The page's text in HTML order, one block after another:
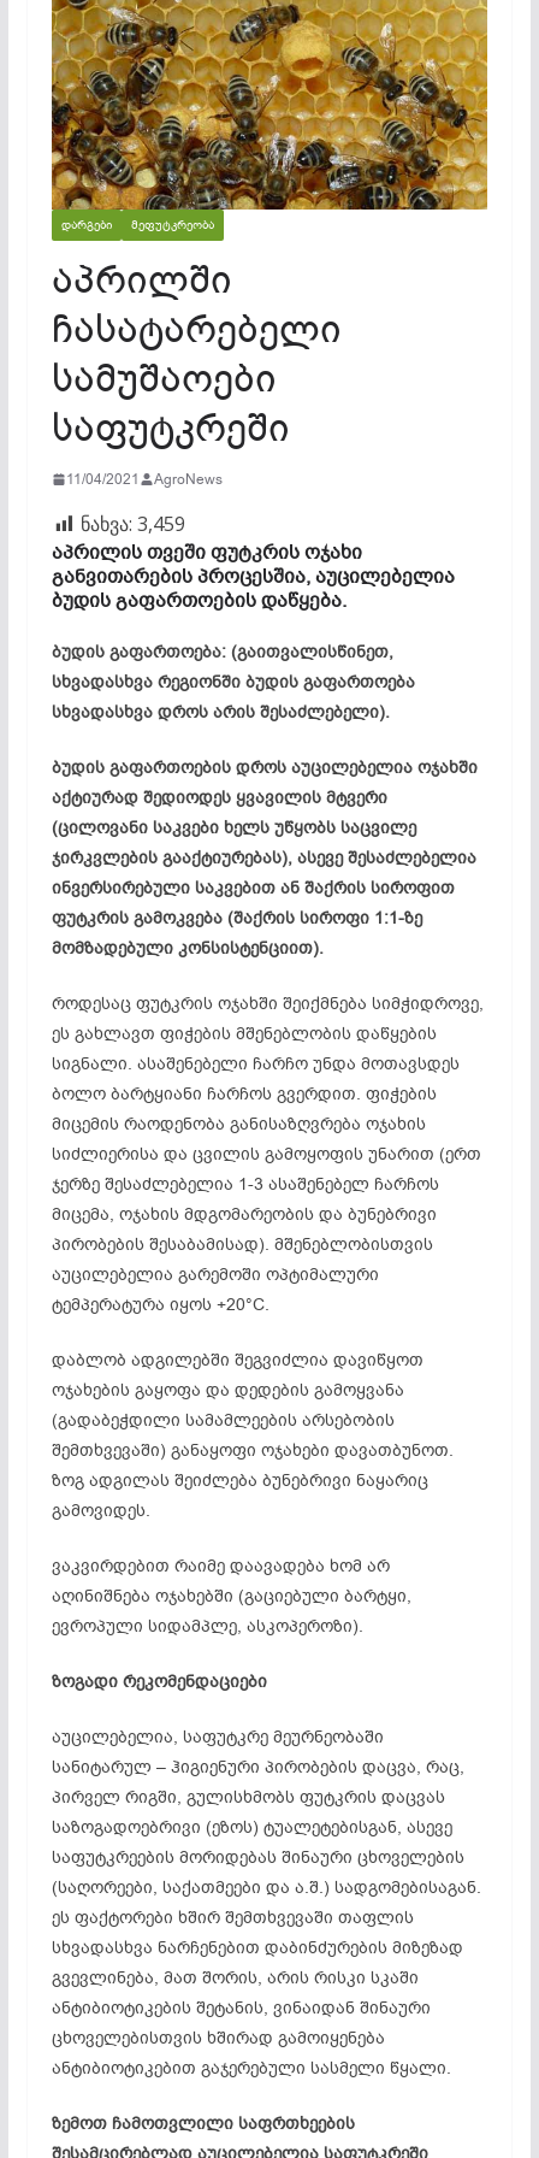
ᲓᲐᲠᲒᲔᲑᲘ ᲛᲔᲤᲣᲢᲙᲠᲔᲝᲑᲐ
აპრილში
ჩასატარებელი
სამუშაოები
საფუტკრეში
11/04/2021 AgroNews
ნახვა: 3,459
აპრილის თვეში ფუტკრის ოჯახი
განვითარების პროცესშია, აუცილებელია
ბუდის გაფართოების დაწყება.
ბუდის გაფართოება: (გაითვალისწინეთ,
სხვადასხვა რეგიონში ბუდის გაფართოება
სხვადასხვა დროს არის შესაძლებელი).
ბუდის გაფართოების დროს აუცილებელია ოჯახში
აქტიურად შედიოდეს ყვავილის მტვერი
(ცილოვანი საკვები ხელს უწყობს საცვილე
ჯირკვლების გააქტიურებას), ასევე შესაძლებელია
ინვერსირებული საკვებით ან შაქრის სიროფით
ფუტკრის გამოკვება (შაქრის სიროფი 1:1-ზე
მომზადებული კონსისტენციით).
როდესაც ფუტკრის ოჯახში შეიქმნება სიმჭიდროვე,
ეს გახლავთ ფიჭების მშენებლობის დაწყების
სიგნალი. ასაშენებელი ჩარჩო უნდა მოთავსდეს
ბოლო ბარტყიანი ჩარჩოს გვერდით. ფიჭების
მიცემის რაოდენობა განისაზღვრება ოჯახის
სიძლიერისა და ცვილის გამოყოფის უნარით (ერთ
ჯერზე შესაძლებელია 1-3 ასაშენებელ ჩარჩოს
მიცემა, ოჯახის მდგომარეობის და ბუნებრივი
პირობების შესაბამისად). მშენებლობისთვის
აუცილებელია გარემოში ოპტიმალური
ტემპერატურა იყოს +20°C.
დაბლობ ადგილებში შეგვიძლია დავიწყოთ
ოჯახების გაყოფა და დედების გამოყვანა
(გადაბეჭდილი სამამლეების არსებობის
შემთხვევაში) განაყოფი ოჯახები დავათბუნოთ.
ზოგ ადგილას შეიძლება ბუნებრივი ნაყარიც
გამოვიდეს.
ვაკვირდებით რაიმე დაავადება ხომ არ
აღინიშნება ოჯახებში (გაციებული ბარტყი,
ევროპული სიდამპლე, ასკოპეროზი).
ზოგადი რეკომენდაციები
აუცილებელია, საფუტკრე მეურნეობაში
სანიტარულ – ჰიგიენური პირობების დაცვა, რაც,
პირველ რიგში, გულისხმობს ფუტკრის დაცვას
საზოგადოებრივი (ეზოს) ტუალეტებისგან, ასევე
საფუტკრეების მორიდებას შინაური ცხოველების
(საღორეები, საქათმეები და ა.შ.) სადგომებისაგან.
ეს ფაქტორები ხშირ შემთხვევაში თაფლის
სხვადასხვა ნარჩენებით დაბინძურების მიზეზად
გვევლინება, მათ შორის, არის რისკი სკაში
ანტიბიოტიკების შეტანის, ვინაიდან შინაური
ცხოველებისთვის ხშირად გამოიყენება
ანტიბიოტიკებით გაჯერებული სასმელი წყალი.
ზემოთ ჩამოთვლილი საფრთხეების